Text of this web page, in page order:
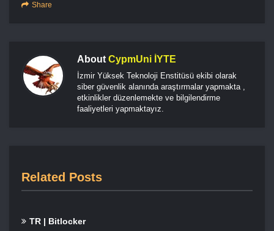
Share
About CypmUni İYTE
İzmir Yüksek Teknoloji Enstitüsü ekibi olarak
siber güvenlik alanında araştırmalar yapmakta ,
etkinlikler düzenlemekte ve bilgilendirme
faaliyetleri yapmaktayız.
Related Posts
TR | Bitlocker